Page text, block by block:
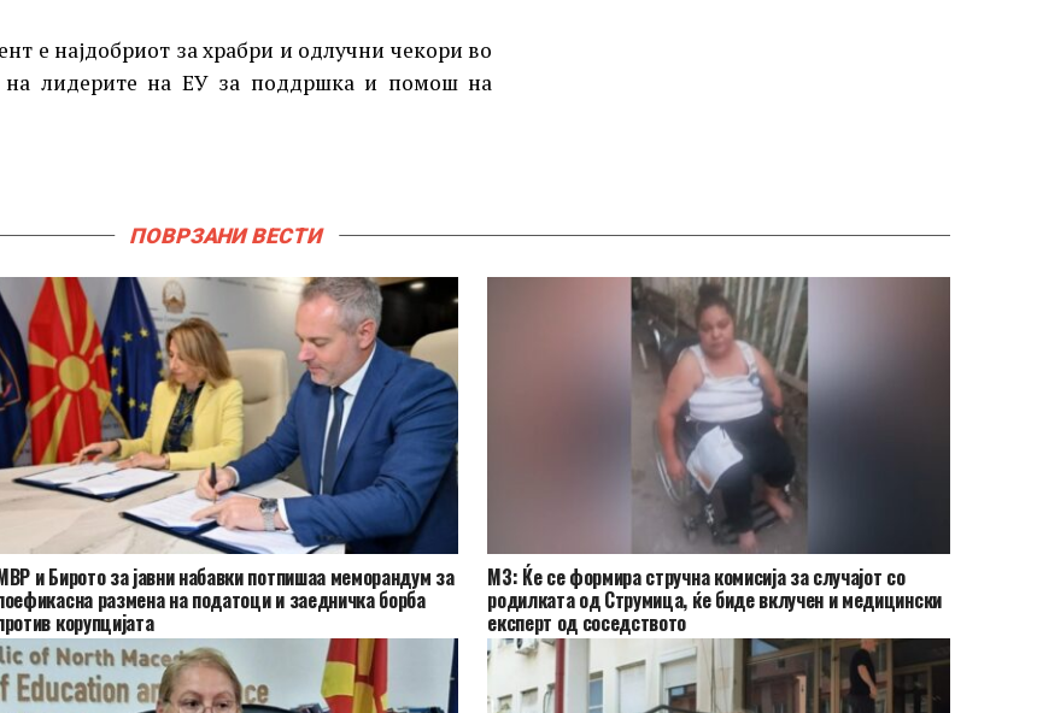
е најдобриот за храбри и одлучни чекори во
на лидерите на ЕУ за поддршка и помош на
ПОВРЗАНИ ВЕСТИ
и Бирото за јавни набавки потпишаа меморандум за
размена на податоци и заедничка борба
корупцијата
МЗ: Ќе се формира стручна комисија за случајот со
родилката од Струмица, ќе биде вклучен и медицински
експерт од соседството